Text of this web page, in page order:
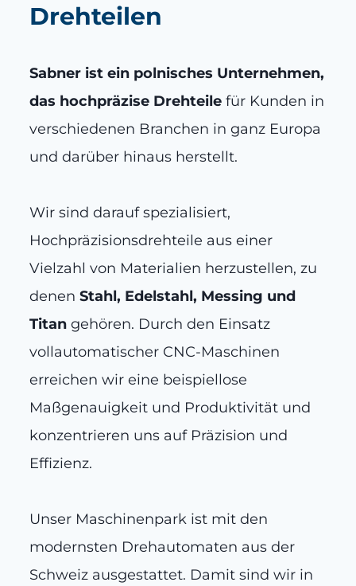
Drehteilen
Sabner ist ein polnisches Unternehmen,
das hochpräzise Drehteile für Kunden in
verschiedenen Branchen in ganz Europa
und darüber hinaus herstellt.
Wir sind darauf spezialisiert,
Hochpräzisionsdrehteile aus einer
Vielzahl von Materialien herzustellen, zu
denen Stahl, Edelstahl, Messing und
Titan gehören. Durch den Einsatz
vollautomatischer CNC-Maschinen
erreichen wir eine beispiellose
Maßgenauigkeit und Produktivität und
konzentrieren uns auf Präzision und
Effizienz.
Unser Maschinenpark ist mit den
modernsten Drehautomaten aus der
Schweiz ausgestattet. Damit sind wir in